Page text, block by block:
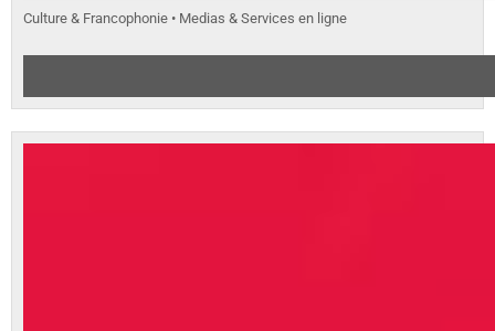
Culture & Francophonie • Medias & Services en ligne